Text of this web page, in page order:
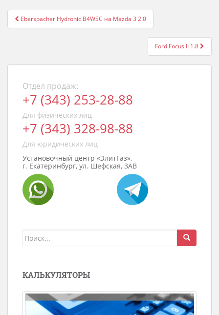
Post
navigation
Eberspacher Hydronic B4WSC на Mazda 3 2.0
Ford Focus II 1.8
Отдел продаж:
+7 (343) 253-28-88
Для физических лиц
+7 (343) 328-98-88
Для юридических лиц
Установочный центр «ЭлитГаз»,
г. Екатеринбург, ул. Шефская, 3АВ
Поиск
КАЛЬКУЛЯТОРЫ